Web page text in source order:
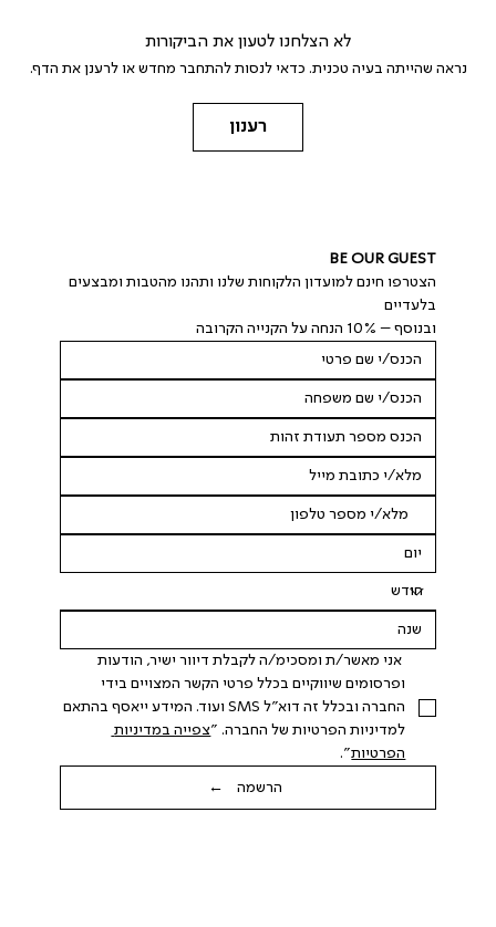
לא הצלחנו לטעון את הביקורות
נראה שהייתה בעיה טכנית. כדאי לנסות להתחבר מחדש או לרענן את הדף.
רענון
BE OUR GUEST
הצטרפו חינם למועדון הלקוחות שלנו ותהנו מהטבות ומבצעים
בלעדיים
ובנוסף – 10% הנחה על הקנייה הקרובה
אני מאשר/ת ומסכימ/ה לקבלת דיוור ישיר, הודעות
החברה ובכלל זה דוא"ל SMS ועוד. המידע ייאסף בהתאם
למדיניות הפרטיות של החברה. "
צפייה במדיניות
הפרטיות".
הרשמה ←